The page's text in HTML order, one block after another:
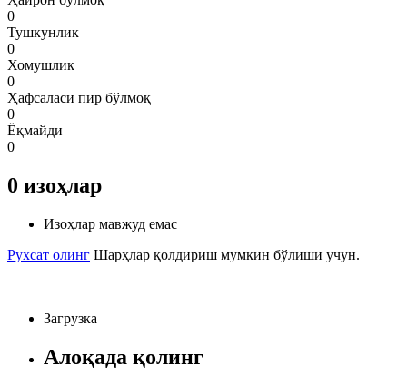
0
Тушкунлик
0
Хомушлик
0
Ҳафсаласи пир бўлмоқ
0
Ёқмайди
0
0 изоҳлар
Изоҳлар мавжуд емас
Рухсат олинг Шарҳлар қолдириш мумкин бўлиши учун.
Загрузка
Алоқада қолинг